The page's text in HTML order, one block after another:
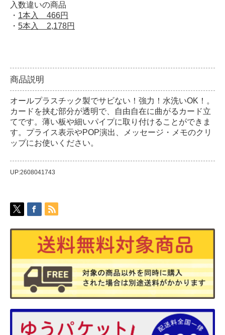
入数違いの商品
・ 1本入 466円
・ 5本入 2,178円
商品説明
オールプラスチック製でサビない！強力！水洗いOK！。
カードを挟む部分が透明で、自由自在に曲がるカード立
てです。薄い板や細いパイプに取り付けることができま
す。プライス表示やPOP演出、メッセージ・メモのクリ
ップにお使いください。
UP:2608041743